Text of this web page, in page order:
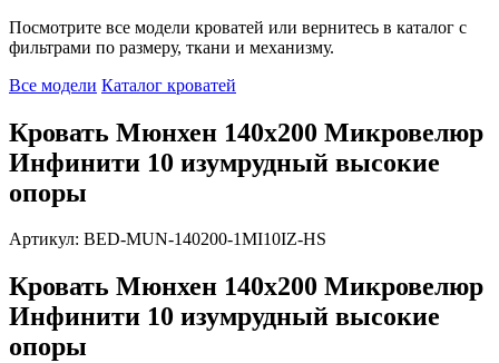
Посмотрите все модели кроватей или вернитесь в каталог с
фильтрами по размеру, ткани и механизму.
Все модели Каталог кроватей
Кровать Мюнхен 140х200 Микровелюр
Инфинити 10 изумрудный высокие
опоры
Артикул: BED-MUN-140200-1MI10IZ-HS
Кровать Мюнхен 140х200 Микровелюр
Инфинити 10 изумрудный высокие
опоры